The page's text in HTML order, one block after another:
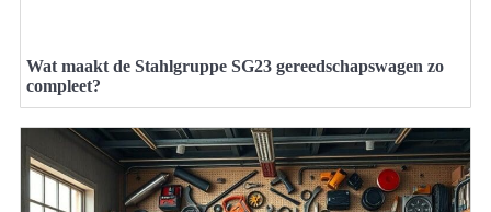
Wat maakt de Stahlgruppe SG23 gereedschapswagen zo
compleet?